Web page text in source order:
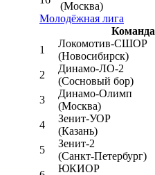
(Москва)
Молодёжная лига
Команда
1
Локомотив-CШОР
(Новосибирск)
2
Динамо-ЛО-2
(Сосновый бор)
3
Динамо-Олимп
(Москва)
4
Зенит-УОР
(Казань)
5
Зенит-2
(Санкт-Петербург)
ЮКИОР